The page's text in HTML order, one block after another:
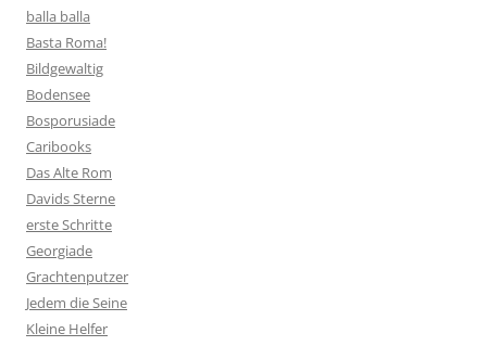
balla balla
Basta Roma!
Bildgewaltig
Bodensee
Bosporusiade
Caribooks
Das Alte Rom
Davids Sterne
erste Schritte
Georgiade
Grachtenputzer
Jedem die Seine
Kleine Helfer